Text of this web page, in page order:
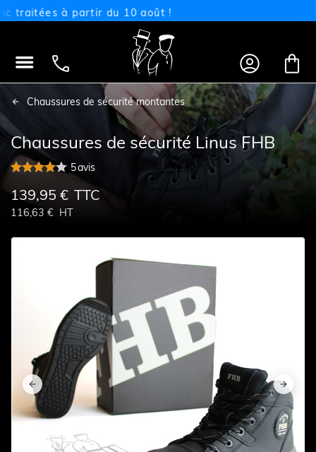
à partir du 10 août !
   
Chaussures de sécurité montantes
Chaussures de sécurité Linus FHB
5avis
139,95 € TTC
116,63 € HT
 
 
 
 
 
 
 
 